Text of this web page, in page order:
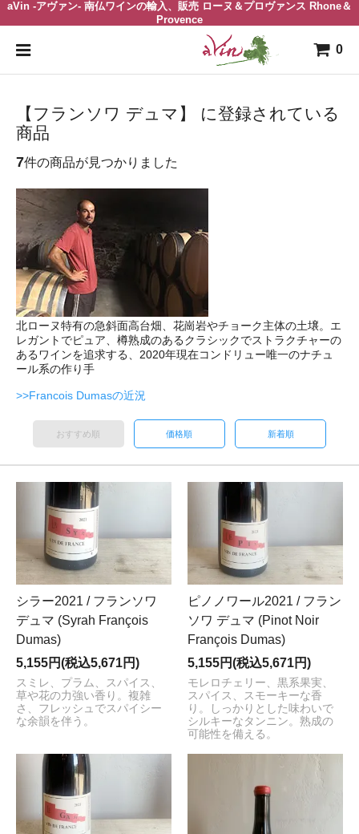
aVin -アヴァン- 南仏ワインの輸入、販売 ローヌ＆プロヴァンス Rhone＆
Provence
0
【フランソワ デュマ】 に登録されている
商品
7件の商品が見つかりました
北ローヌ特有の急斜面高台畑、花崗岩やチョーク主体の土壌。エ
レガントでピュア、樽熟成のあるクラシックでストラクチャーの
あるワインを追求する、2020年現在コンドリュー唯一のナチュ
ール系の作り手
>>Francois Dumasの近況
おすすめ順 価格順 新着順
シラー2021 / フランソワ
デュマ (Syrah François
Dumas)
5,155円(税込5,671円)
スミレ、プラム、スパイス、
草や花の力強い香り。複雑
さ、フレッシュでスパイシー
な余韻を伴う。
ピノノワール2021 / フラン
ソワ デュマ (Pinot Noir
François Dumas)
5,155円(税込5,671円)
モレロチェリー、黒系果実、
スパイス、スモーキーな香
り。しっかりとした味わいで
シルキーなタンニン。熟成の
可能性を備える。